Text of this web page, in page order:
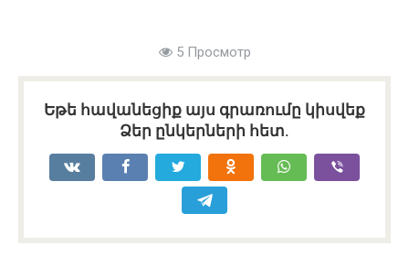
5 Просмотр
Եթե հավանեցիք այս գրառումը կիսվեք
Ձեր ընկերների հետ.